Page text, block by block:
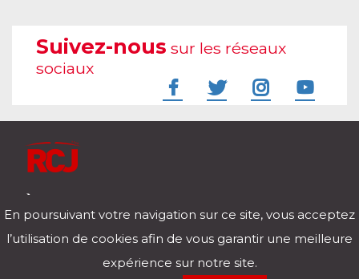
Suivez-nous sur les réseaux
sociaux
Télécharger notre application pour iOs et Android
En poursuivant votre navigation sur ce site, vous acceptez
l’utilisation de cookies afin de vous garantir une meilleure
expérience sur notre site.